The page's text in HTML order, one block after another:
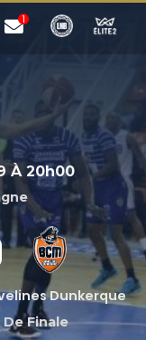
À 20h00
Dunkerque
De Finale